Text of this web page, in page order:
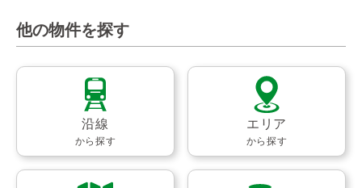
他の物件を探す
沿線
から探す
エリア
から探す